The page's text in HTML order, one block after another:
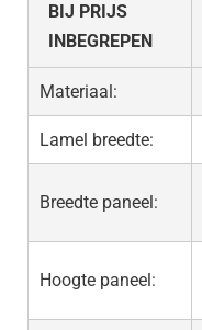
BIJ PRIJS
INBEGREPEN
Materiaal:
Lamel breedte:
Breedte paneel:
Hoogte paneel: